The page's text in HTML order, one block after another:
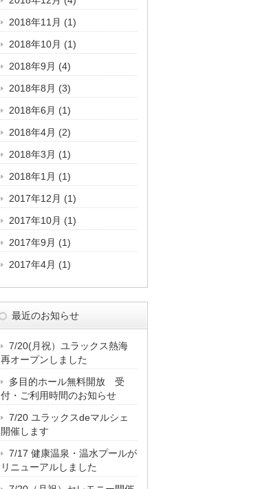
2018年11月 (1)
2018年10月 (1)
2018年9月 (4)
2018年8月 (3)
2018年6月 (1)
2018年4月 (2)
2018年3月 (1)
2018年1月 (1)
2017年12月 (1)
2017年10月 (1)
2017年9月 (1)
2017年4月 (1)
最近のお知らせ
7/20(月祝）ユラックス熱海
再オープンしました
多目的ホール無料開放 受
付・ご利用時間のお知らせ
7/20 ユラックスdeマルシェ
開催します
7/17 健康温泉・温水プールが
リニューアルしました